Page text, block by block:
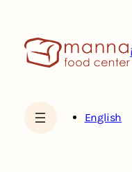
contenido
English